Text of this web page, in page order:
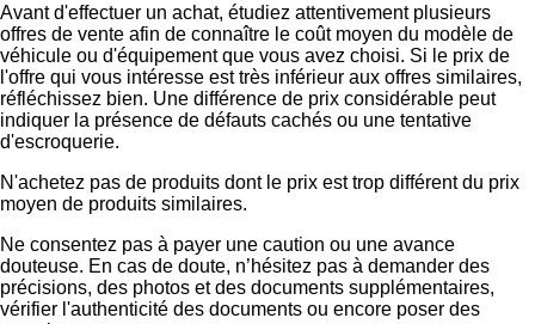
Avant d'effectuer un achat, étudiez attentivement plusieurs
offres de vente afin de connaître le coût moyen du modèle de
véhicule ou d'équipement que vous avez choisi. Si le prix de
l'offre qui vous intéresse est très inférieur aux offres similaires,
réfléchissez bien. Une différence de prix considérable peut
indiquer la présence de défauts cachés ou une tentative
d'escroquerie.
N'achetez pas de produits dont le prix est trop différent du prix
moyen de produits similaires.
Ne consentez pas à payer une caution ou une avance
douteuse. En cas de doute, n’hésitez pas à demander des
précisions, des photos et des documents supplémentaires,
vérifier l'authenticité des documents ou encore poser des